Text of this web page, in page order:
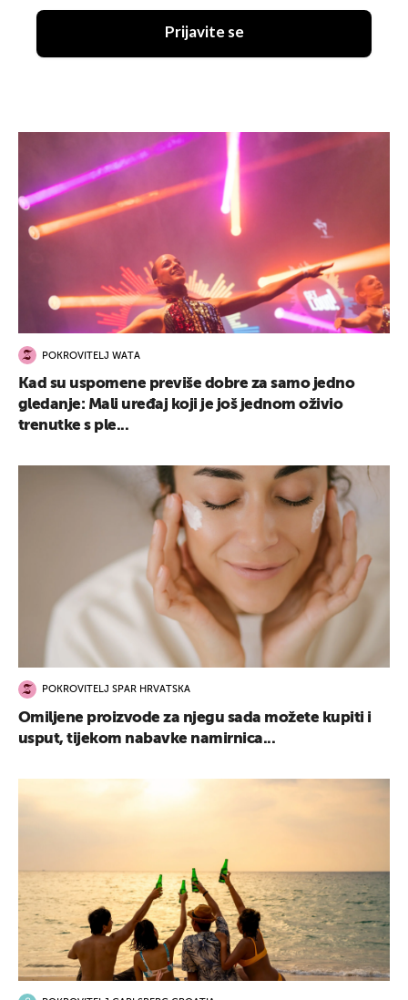
Prijavite se
POKROVITELJ WATA
Kad su uspomene previše dobre za samo jedno
gledanje: Mali uređaj koji je još jednom oživio
trenutke s ple...
POKROVITELJ SPAR HRVATSKA
Omiljene proizvode za njegu sada možete kupiti i
usput, tijekom nabavke namirnica...